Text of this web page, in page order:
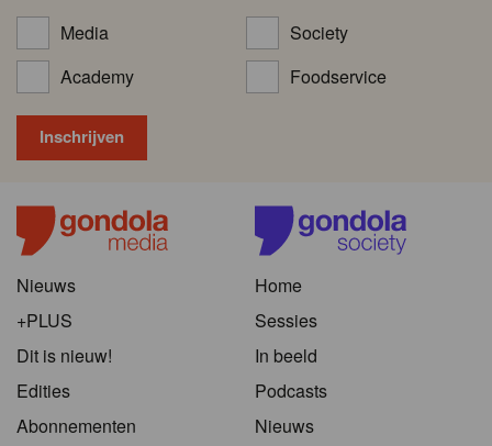
Media
Society
Academy
Foodservice
Nieuws
+PLUS
Dit is nieuw!
Edities
Abonnementen
Home
Sessies
In beeld
Podcasts
Nieuws